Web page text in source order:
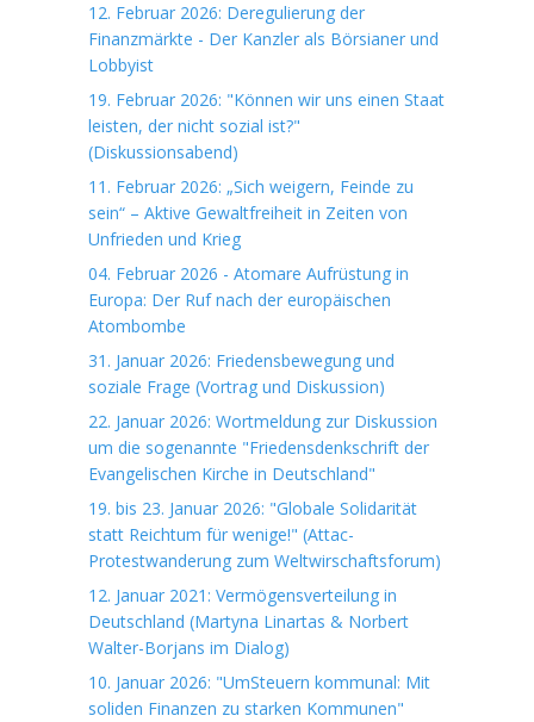
12. Februar 2026: Deregulierung der
Finanzmärkte - Der Kanzler als Börsianer und
Lobbyist
19. Februar 2026: "Können wir uns einen Staat
leisten, der nicht sozial ist?"
(Diskussionsabend)
11. Februar 2026: „Sich weigern, Feinde zu
sein“ – Aktive Gewaltfreiheit in Zeiten von
Unfrieden und Krieg
04. Februar 2026 - Atomare Aufrüstung in
Europa: Der Ruf nach der europäischen
Atombombe
31. Januar 2026: Friedensbewegung und
soziale Frage (Vortrag und Diskussion)
22. Januar 2026: Wortmeldung zur Diskussion
um die sogenannte "Friedensdenkschrift der
Evangelischen Kirche in Deutschland"
19. bis 23. Januar 2026: "Globale Solidarität
statt Reichtum für wenige!" (Attac-
Protestwanderung zum Weltwirschaftsforum)
12. Januar 2021: Vermögensverteilung in
Deutschland (Martyna Linartas & Norbert
Walter-Borjans im Dialog)
10. Januar 2026: "UmSteuern kommunal: Mit
soliden Finanzen zu starken Kommunen"